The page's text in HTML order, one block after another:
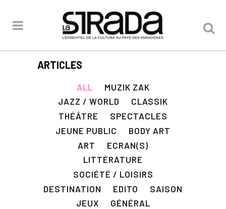
ARTICLES
ALL
MUZIK ZAK
JAZZ / WORLD
CLASSIK
THÉÂTRE
SPECTACLES
JEUNE PUBLIC
BODY ART
ART
ECRAN(S)
LITTÉRATURE
SOCIÉTÉ / LOISIRS
DESTINATION
EDITO
SAISON
JEUX
GÉNÉRAL